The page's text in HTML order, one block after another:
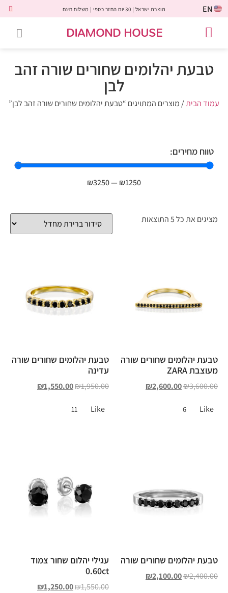
EN תוצרת ישראל | 30 יום החזר כספי | משלוח חינם
DIAMOND HOUSE
טבעת יהלומים שחורים שורה זהב
לבן
עמוד הבית/ מוצרים המתויגים “טבעת יהלומים שחורים שורה זהב לבן”
טווח מחירים:
₪1250
—
₪3250
מציגים את כל ⁦5⁩ התוצאות
טבעת יהלומים שחורים שורה
מעוצבת ZARA
₪3,600.00
₪2,600.00
Like
6
טבעת יהלומים שחורים שורה
עדינה
₪1,950.00
₪1,550.00
Like
11
טבעת יהלומים שחורים שורה
₪2,400.00
₪2,100.00
עגילי יהלום שחור צמוד
0.60ct
₪1,550.00
₪1,250.00